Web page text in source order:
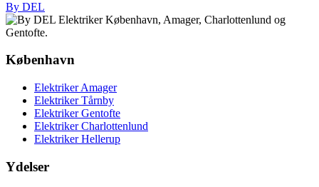
By DEL
København
Elektriker Amager
Elektriker Tårnby
Elektriker Gentofte
Elektriker Charlottenlund
Elektriker Hellerup
Ydelser